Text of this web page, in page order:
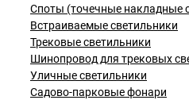
Споты (точечные накладные
Встраиваемые светильники
Трековые светильники
Шинопровод для трековых
Уличные светильники
Садово-парковые фонари